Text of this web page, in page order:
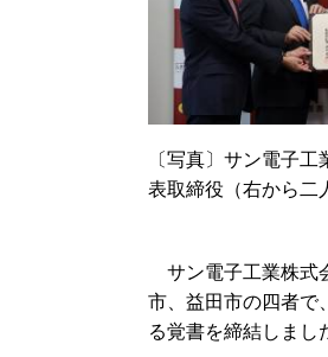
〔写真〕サン電子
表取締役（右から二
サン電子工業株式
市、益田市の四者で
る覚書を締結しまし